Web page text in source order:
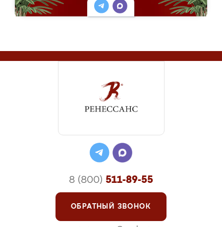
8 (800) 511-89-55
ОБРАТНЫЙ ЗВОНОК